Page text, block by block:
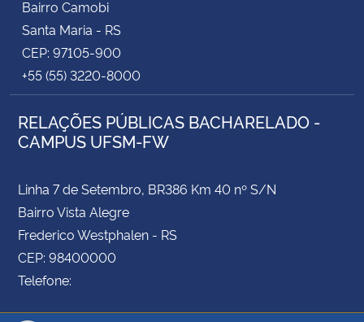
Bairro Camobi
Santa Maria - RS
CEP: 97105-900
+55 (55) 3220-8000
RELAÇÕES PÚBLICAS BACHARELADO -
CAMPUS UFSM-FW
Linha 7 de Setembro, BR386 Km 40 nº S/N
Bairro Vista Alegre
Frederico Westphalen - RS
CEP: 98400000
Telefone: